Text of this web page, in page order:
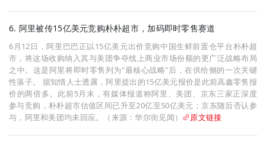
6. 阿里被传15亿美元竞购朴朴超市，加码即时零售赛道
6月12日，阿里巴巴正以15亿美元出价竞购中国生鲜前置仓平台朴朴超
市，将这场收购纳入其与美团争夺线上商业市场份额的更广泛战略布局
之中。这是阿里将即时零售列为"最核心战略"后，在供给侧的一次关键
性落子。 据知情人士透露，阿里提出的15亿美元报价是此前高鑫零售报
价的两倍多。此前5月末，有媒体报道称阿里、美团、京东三家正深度
参与竞购，朴朴超市估值区间已升至20亿至50亿美元；京东随后否认参
与，阿里和美团均未回应。（来源：华尔街见闻）
原文链接